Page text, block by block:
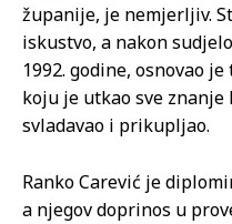
županije, je nemjerljiv.
iskustvo, a nakon
1992. godine, osnovao
koju je utkao sve
svladavao i prikupljao.
Ranko Carević je
a njegov doprinos u